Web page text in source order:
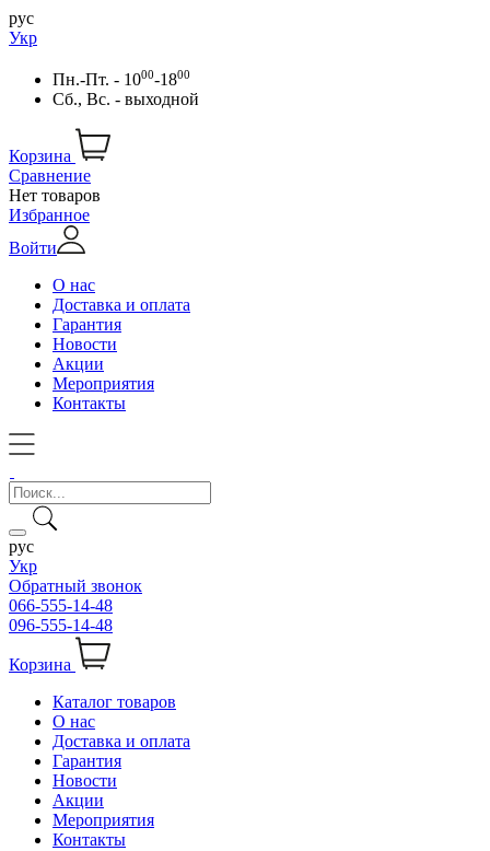
рус
Укр
Пн.-Пт. - 1000-1800
Сб., Вс. - выходной
Корзина
Сравнение
Нет товаров
Избранное
Войти
О нас
Доставка и оплата
Гарантия
Новости
Акции
Мероприятия
Контакты
рус
Укр
Обратный звонок
066-555-14-48
096-555-14-48
Корзина
Каталог товаров
О нас
Доставка и оплата
Гарантия
Новости
Акции
Мероприятия
Контакты